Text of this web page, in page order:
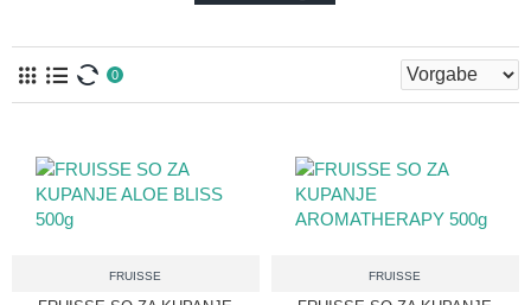
empfindlicher oder gereizter Haut vorsichtig verwendet werden.
Badesalz sollte nicht auf Wunden, rissiger, gereizter oder frisch
0
FRUISSE FRUISSE